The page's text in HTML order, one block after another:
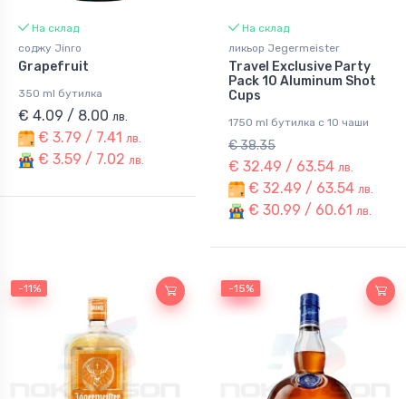
На склад
соджу Jinro
Grapefruit
350 ml бутилка
€ 4.09 / 8.00 лв.
€ 3.79 / 7.41 лв.
€ 3.59 / 7.02 лв.
На склад
ликьор Jegermeister
Travel Exclusive Party
Pack 10 Aluminum Shot
Cups
1750 ml бутилка с 10 чаши
€ 38.35
€ 32.49 / 63.54 лв.
€ 32.49 / 63.54 лв.
€ 30.99 / 60.61 лв.
-11% -15%
-15%